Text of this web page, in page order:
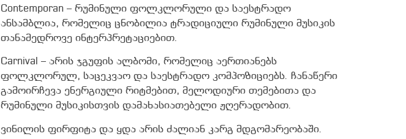
Contemporan – რუმინული ფოლკლორული და საესტრადო
ანსამბლია, რომელიც ცნობილია ტრადიციული რუმინული მუსიკის
თანამედროვე ინტერპრეტაციებით.
Carnival – არის ჯგუფის ალბომი, რომელიც აერთიანებს
ფოლკლორულ, საცეკვაო და საესტრადო კომპოზიციებს. ჩანაწერი
გამოირჩევა ენერგიული რიტმებით, მელოდიური თემებითა და
რუმინული მუსიკისთვის დამახასიათებელი ჟღერადობით.
ვინილის ფირფიტა და ყდა არის ძალიან კარგ მდგომარეობაში.